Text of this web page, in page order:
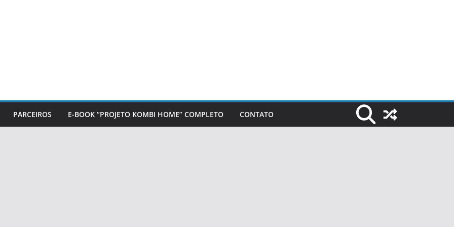
PARCEIROS E-BOOK “PROJETO KOMBI HOME” COMPLETO CONTATO